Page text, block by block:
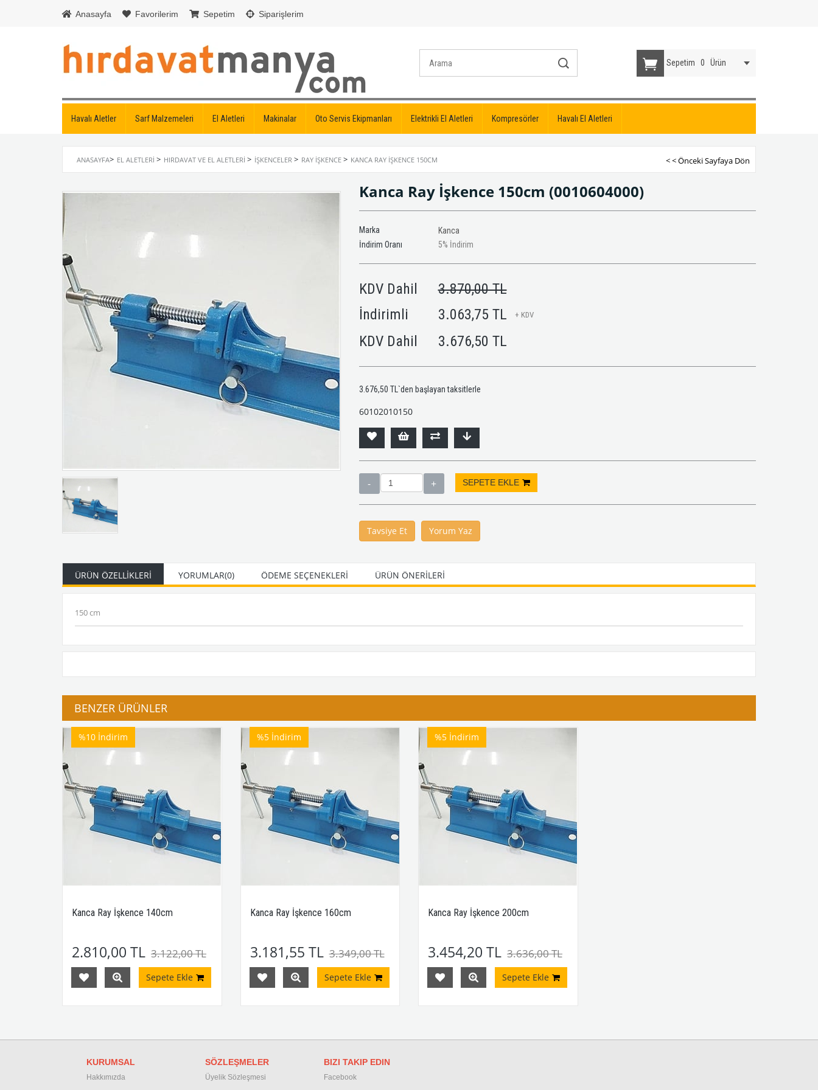
Anasayfa Favorilerim Sepetim Siparişlerim
Sepetim 0 Ürün
Havalı Aletler Sarf Malzemeleri El Aletleri Makinalar Oto Servis Ekipmanları Elektrikli El Aletleri Kompresörler Havalı El Aletleri
ANASAYFA> EL ALETLERI > HIRDAVAT VE EL ALETLERI > İŞKENCELER > RAY İŞKENCE > KANCA RAY İŞKENCE 150CM < < Önceki Sayfaya Dön
Kanca Ray İşkence 150cm (0010604000)
Marka
Kanca
İndirim Oranı
%
5 İndirim
KDV Dahil
3.870,00 TL
İndirimli
3.063,75 TL + KDV
KDV Dahil 3.676,50 TL
3.676,50 TL `den başlayan taksitlerle
60102010150
Tavsiye Et Yorum Yaz
ÜRÜN ÖZELLIKLERI YORUMLAR(0) ÖDEME SEÇENEKLERI ÜRÜN ÖNERILERI
150 cm
BENZER ÜRÜNLER
Kanca Ray İşkence 140cm
2.810,00 TL 3.122,00 TL
Sepete Ekle
%10 İndirim
Kanca Ray İşkence 160cm
3.181,55 TL 3.349,00 TL
Sepete Ekle
%5 İndirim
Kanca Ray İşkence 200cm
3.454,20 TL 3.636,00 TL
Sepete Ekle
%5 İndirim
KURUMSAL
Hakkımızda
SÖZLEŞMELER
Üyelik Sözleşmesi
BIZI TAKIP EDIN
Facebook